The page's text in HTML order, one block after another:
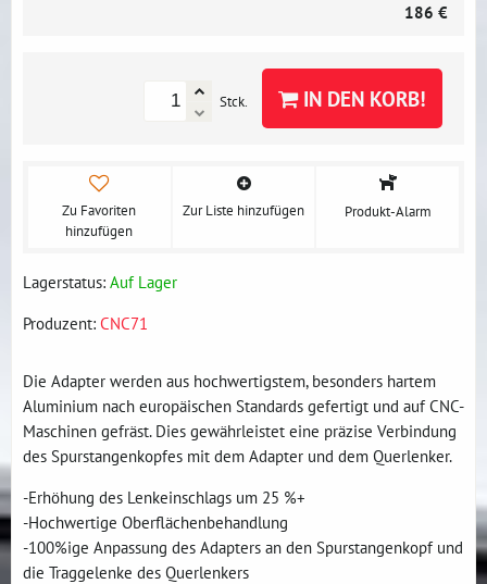
186 €
Stck. IN DEN KORB!
Zu Favoriten
hinzufügen
Zur Liste hinzufügen Produkt-Alarm
Lagerstatus: Auf Lager
Produzent: CNC71
Die Adapter werden aus hochwertigstem, besonders hartem
Aluminium nach europäischen Standards gefertigt und auf CNC-
Maschinen gefräst. Dies gewährleistet eine präzise Verbindung
des Spurstangenkopfes mit dem Adapter und dem Querlenker.
-Erhöhung des Lenkeinschlags um 25 %+
-Hochwertige Oberflächenbehandlung
-100%ige Anpassung des Adapters an den Spurstangenkopf und
die Traggelenke des Querlenkers